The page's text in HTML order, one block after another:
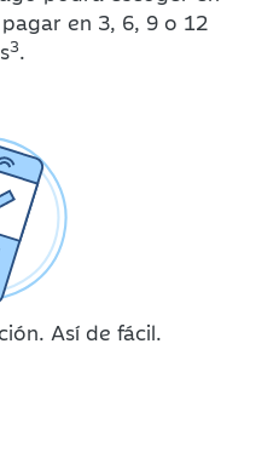
en 3, 6, 9 o 12
3.
Así de fácil.